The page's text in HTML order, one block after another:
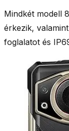
Mindkét modell
érkezik,
foglalatot és